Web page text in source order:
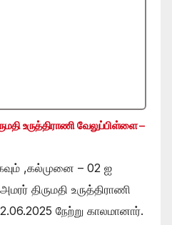
உருத்திராணி வேலுப்பிள்ளை –
,கல்முனை – 02 ஐ
திருமதி உருத்திராணி
நேற்று காலமானார்.